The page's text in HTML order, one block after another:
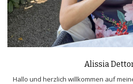
Alissia
Hallo und herzlich willkommen auf